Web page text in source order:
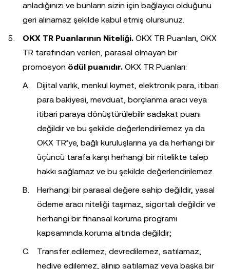
anladığınızı ve bunların sizin için bağlayıcı olduğunu
geri alınamaz şekilde kabul etmiş olursunuz.
OKX TR Puanlarının Niteliği. OKX TR Puanları, OKX
TR tarafından verilen, parasal olmayan bir
promosyon ödül puanıdır. OKX TR Puanları:
Dijital varlık, menkul kıymet, elektronik para, itibari
para bakiyesi, mevduat, borçlanma aracı veya
itibari paraya dönüştürülebilir sadakat puanı
değildir ve bu şekilde değerlendirilemez ya da
OKX TR’ye, bağlı kuruluşlarına ya da herhangi bir
üçüncü tarafa karşı herhangi bir nitelikte talep
hakkı sağlamaz ve bu şekilde değerlendirilemez.
Herhangi bir parasal değere sahip değildir, yasal
ödeme aracı niteliği taşımaz, sigortalı değildir ve
herhangi bir finansal koruma programı
kapsamında koruma altında değildir;
Transfer edilemez, devredilemez, satılamaz,
hediye edilemez, alınıp satılamaz veya başka bir